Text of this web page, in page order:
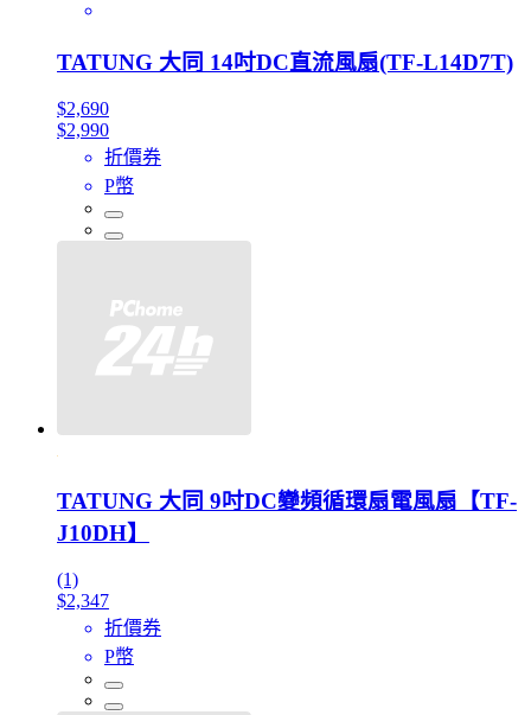
TATUNG 大同 14吋DC直流風扇(TF-L14D7T)
$2,690
$2,990
折價券
P幣
TATUNG 大同 9吋DC變頻循環扇電風扇【TF-
J10DH】
(1)
$2,347
折價券
P幣